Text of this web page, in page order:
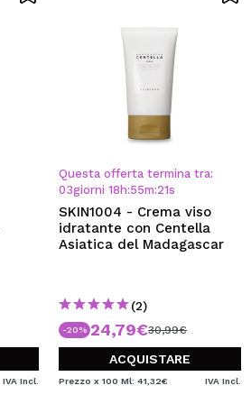
IVA Incl.
Questa offerta termina tra:
03giorni 18 h:55m:21s
SKIN1004 - Crema viso
idratante con Centella
Asiatica del Madagascar
(2)
-20% 24,79€30,99€
ACQUISTARE
Prezzo x 100 Ml: 41,32€ IVA Incl.